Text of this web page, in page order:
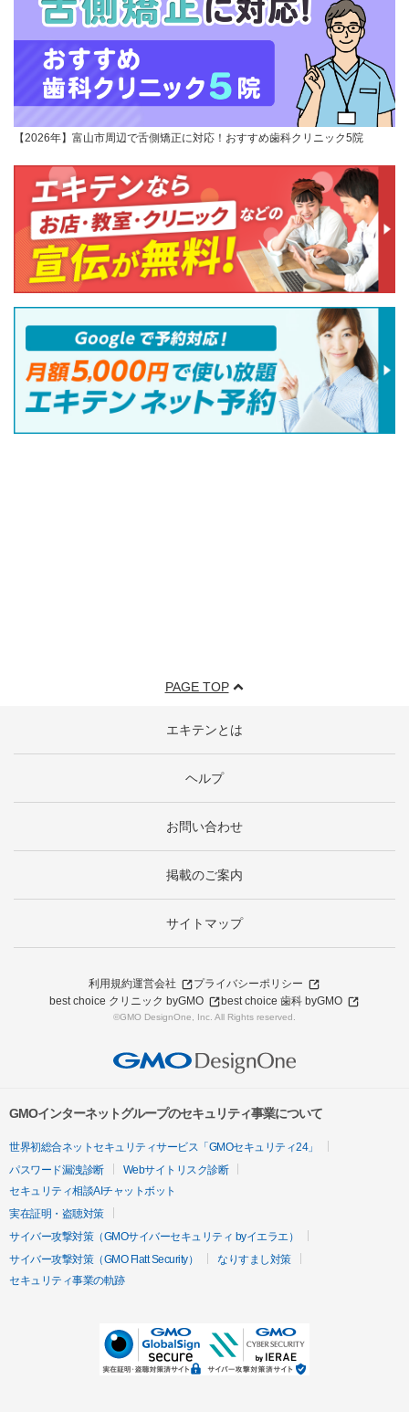
【2026年】富山市周辺で舌側矯正に対応！おすすめ歯科クリニック5院
PAGE TOP
エキテンとは
ヘルプ
お問い合わせ
掲載のご案内
サイトマップ
利用規約運営会社
プライバシーポリシー
best choice クリニック byGMO
best choice 歯科 byGMO
©GMO DesignOne, Inc. All Rights reserved.
GMOインターネットグループのセキュリティ事業について
世界初総合ネットセキュリティサービス「GMOセキュリティ24」
パスワード漏洩診断
Webサイトリスク診断
セキュリティ相談AIチャットボット
実在証明・盗聴対策
サイバー攻撃対策（GMOサイバーセキュリティ byイエラエ）
サイバー攻撃対策（GMO Flatt Security）
なりすまし対策
セキュリティ事業の軌跡